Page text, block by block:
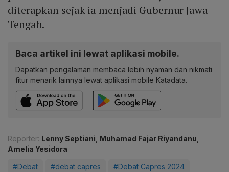
diterapkan sejak ia menjadi Gubernur Jawa
Tengah.
Baca artikel ini lewat aplikasi mobile.
Dapatkan pengalaman membaca lebih nyaman dan nikmati
fitur menarik lainnya lewat aplikasi mobile Katadata.
Reporter: Lenny Septiani, Muhamad Fajar Riyandanu,
Amelia Yesidora
#Debat #debat capres #Debat Capres 2024